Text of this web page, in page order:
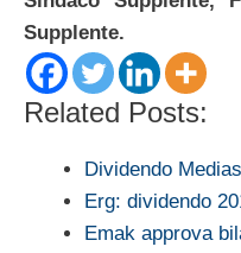
Supplente.
Related Posts:
Dividendo
Erg: dividendo
Emak approva